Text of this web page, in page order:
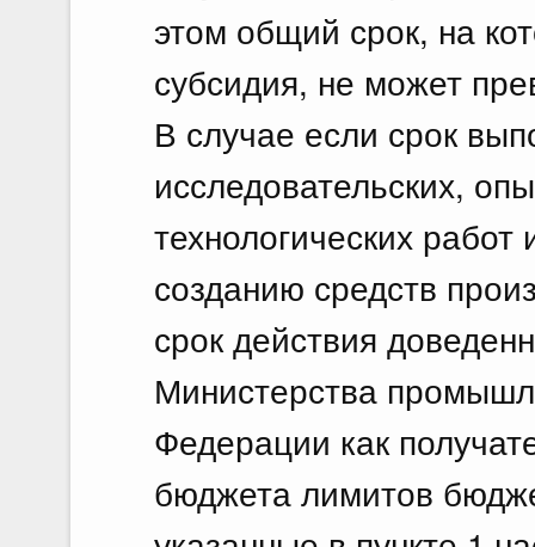
этом общий срок, на
субсидия, не может
В случае если срок
исследовательских,
технологических работ
созданию средств
срок действия
Министерства
Федерации как
бюджета лимитов